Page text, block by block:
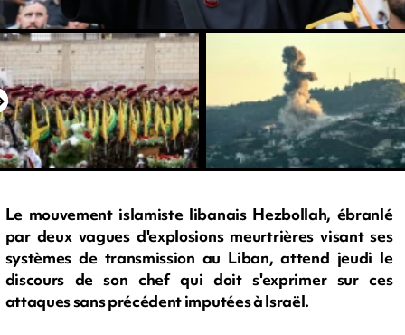
Le mouvement islamiste libanais Hezbollah, ébranlé
par deux vagues d'explosions meurtrières visant ses
systèmes de transmission au Liban, attend jeudi le
discours de son chef qui doit s'exprimer sur ces
attaques sans précédent imputées à Israël.